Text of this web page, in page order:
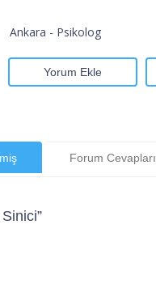
Ankara - Psikolog
Yorum Ekle
Forum Cevapları